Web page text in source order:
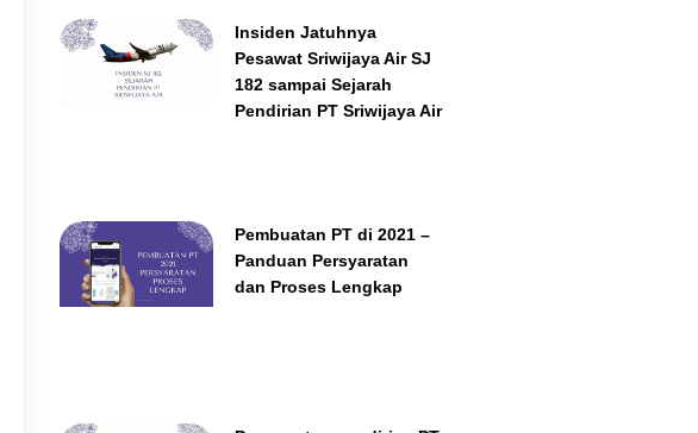
Insiden Jatuhnya
Pesawat Sriwijaya Air SJ
182 sampai Sejarah
Pendirian PT Sriwijaya Air
Pembuatan PT di 2021 –
Panduan Persyaratan
dan Proses Lengkap